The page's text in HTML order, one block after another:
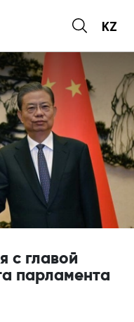
KZ
с главой
парламента